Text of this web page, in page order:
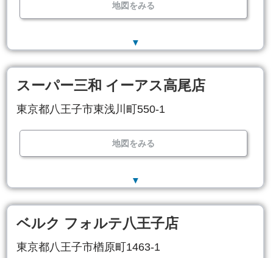
地図をみる
▼
スーパー三和 イーアス高尾店
東京都八王子市東浅川町550-1
地図をみる
▼
ベルク フォルテ八王子店
東京都八王子市楢原町1463-1